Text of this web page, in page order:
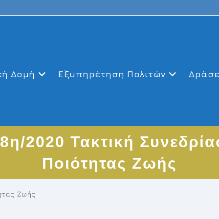
Δομή Εξυπηρέτηση Πολιτών
2020 Τακτική
Ποιότητας Ζωής
Ζωής